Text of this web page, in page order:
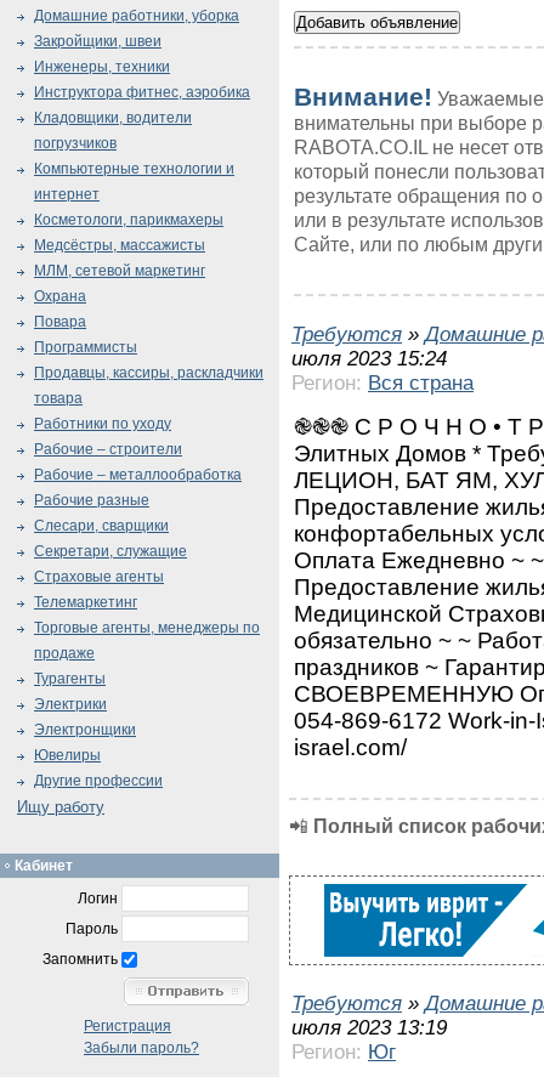
Внимание! Уважаемые
внимательны при выборе
RABOTA.CO.IL не несет
который понесли
результате обращения
или в результате
Сайте, или по любым
Требуются »Домашние
июля 2023 15:24
Регион: Вся страна
֎֎֎ С Р О Ч Н О • Т
Элитных Домов *
ЛЕЦИОН, БАТ ЯМ,
Предоставление
конфортабельных
Оплата Ежедневно ~
Предоставление
Медицинской
обязательно ~ ~
праздников ~
СВОЕВРЕМЕННУЮ
054-869-6172 Work-in-
israel.com/
📲 Полный список
Требуются »Домашние
июля 2023 13:19
Регион: Юг
Домашние работники, уборка
Закройщики, швеи
Инженеры, техники
Инструктора фитнес, аэробика
Кладовщики, водители
погрузчиков
Компьютерные технологии и
интернет
Косметологи, парикмахеры
Медсёстры, массажисты
МЛМ, сетевой маркетинг
Охрана
Повара
Программисты
Продавцы, кассиры, раскладчики
товара
Работники по уходу
Рабочие – строители
Рабочие – металлообработка
Рабочие разные
Слесари, сварщики
Секретари, служащие
Страховые агенты
Телемаркетинг
Торговые агенты, менеджеры по
продаже
Турагенты
Электрики
Электронщики
Ювелиры
Другие профессии
Ищу работу
Кабинет
Логин
Пароль
Запомнить
Регистрация
Забыли пароль?